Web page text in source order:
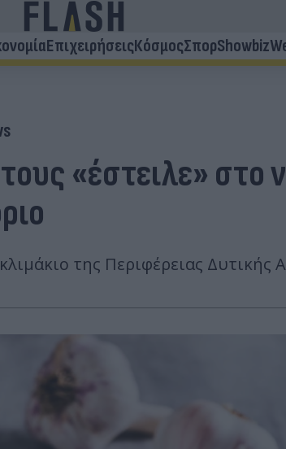
ΕπιχειρήσειςΚόσμοςΣπορShowbiz
«έστειλε» στο
της Περιφέρειας Δυτικής